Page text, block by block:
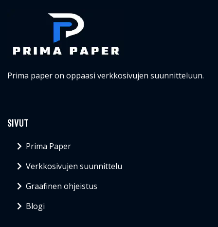
Prima paper on oppaasi verkkosivujen suunnitteluun.
SIVUT
Prima Paper
Verkkosivujen suunnittelu
Graafinen ohjeistus
Blogi